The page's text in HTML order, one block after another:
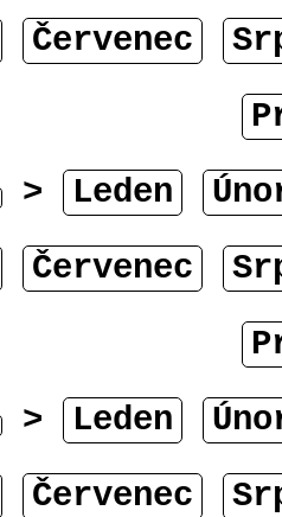
Červenec
> Leden
Červenec
> Leden
Červenec